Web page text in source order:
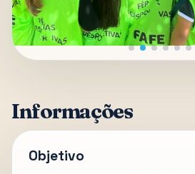
Informações
Objetivo